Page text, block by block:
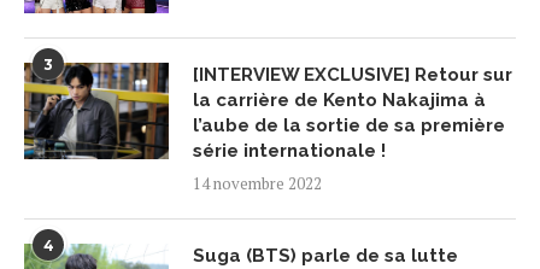
3
[INTERVIEW EXCLUSIVE] Retour sur
la carrière de Kento Nakajima à
l’aube de la sortie de sa première
série internationale !
14 novembre 2022
4
Suga (BTS) parle de sa lutte